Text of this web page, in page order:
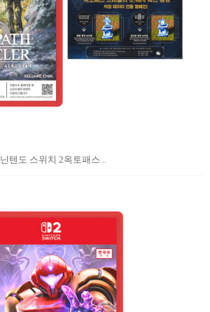
닌텐도 스위치 2옥토패스 ..